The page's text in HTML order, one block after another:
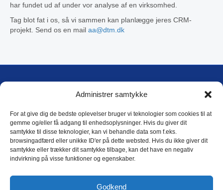
Administrer samtykke
For at give dig de bedste oplevelser bruger vi teknologier som cookies til at
gemme og/eller få adgang til enhedsoplysninger. Hvis du giver dit
samtykke til disse teknologier, kan vi behandle data som f.eks.
browsingadfærd eller unikke ID'er på dette websted. Hvis du ikke giver dit
samtykke eller trækker dit samtykke tilbage, kan det have en negativ
indvirkning på visse funktioner og egenskaber.
Godkend
har fundet ud af under vor analyse af en virksomhed.
Tag blot fat i os, så vi sammen kan planlægge jeres CRM-
projekt. Send os en mail aa@dtm.dk
E-mail: dtm@dtm.dk
Tlf.: (+45) 4593 4588
CVR: 17 79 31 44